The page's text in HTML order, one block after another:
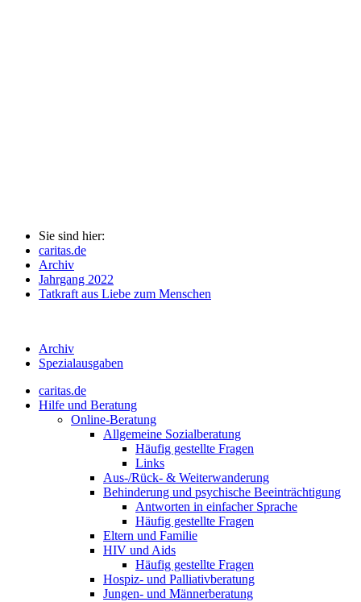
Sie sind hier:
caritas.de
Archiv
Jahrgang 2022
Tatkraft aus Liebe zum Menschen
Archiv
Spezialausgaben
caritas.de
Hilfe und Beratung
Online-Beratung
Allgemeine Sozialberatung
Häufig gestellte Fragen
Links
Aus-/Rück- & Weiterwanderung
Behinderung und psychische Beeinträchtigung
Antworten in einfacher Sprache
Häufig gestellte Fragen
Eltern und Familie
HIV und Aids
Häufig gestellte Fragen
Hospiz- und Palliativberatung
Jungen- und Männerberatung